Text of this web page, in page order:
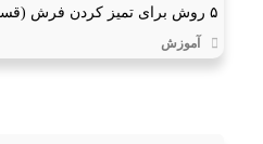
۵ روش برای تمیز کردن فرش (قسمت سوم)
آموزش